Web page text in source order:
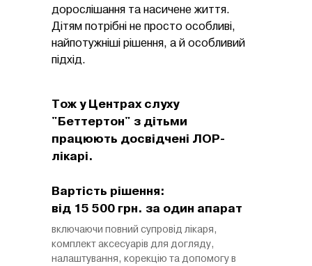
дорослішання та насичене життя.
Дітям потрібні не просто особливі,
найпотужніші рішення, а й особливий
підхід.
Тож у Центрах слуху
"Беттертон" з дітьми
працюють досвідчені ЛОР-
лікарі.
Вартість рішення:
від 15 500 грн. за один апарат
включаючи повний супровід лікаря,
комплект аксесуарів для догляду,
налаштування, корекцію та допомогу в